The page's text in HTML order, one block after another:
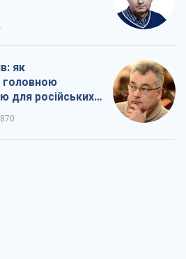
як
головною
для російських
870